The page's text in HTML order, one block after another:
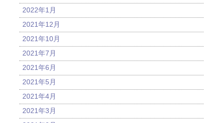
2022年1月
2021年12月
2021年10月
2021年7月
2021年6月
2021年5月
2021年4月
2021年3月